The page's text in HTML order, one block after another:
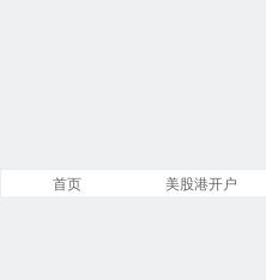
首页 美股港开户